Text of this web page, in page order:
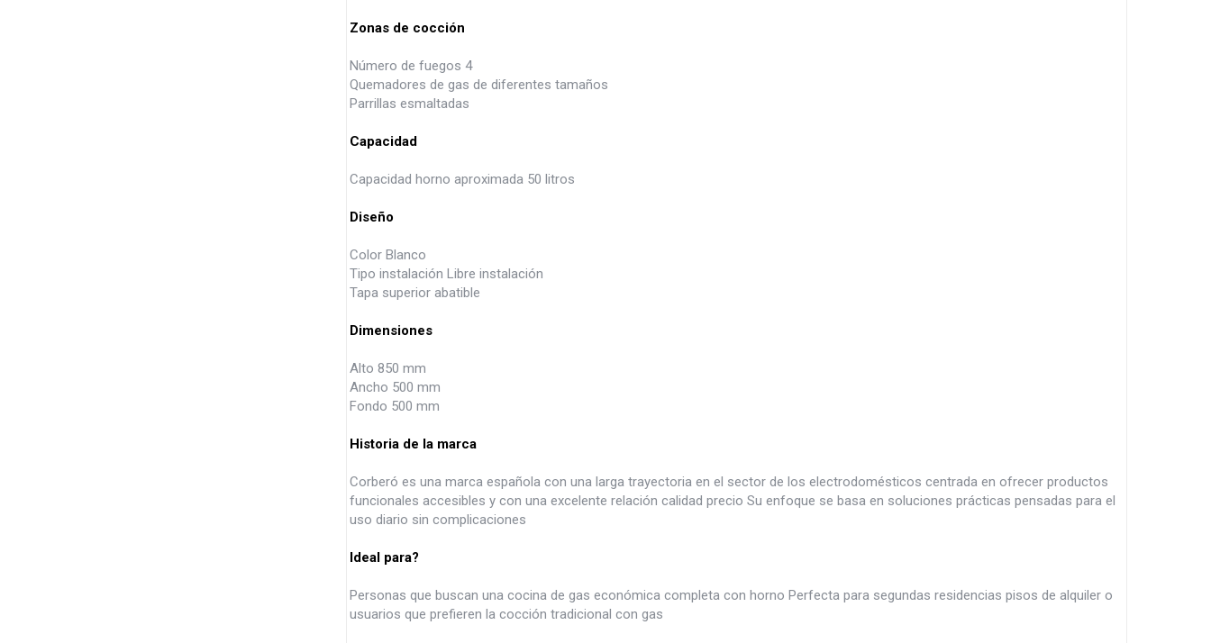
Zonas de cocción
Número de fuegos 4
Quemadores de gas de diferentes tamaños
Parrillas esmaltadas
Capacidad
Capacidad horno aproximada 50 litros
Diseño
Color Blanco
Tipo instalación Libre instalación
Tapa superior abatible
Dimensiones
Alto 850 mm
Ancho 500 mm
Fondo 500 mm
Historia de la marca
Corberó es una marca española con una larga trayectoria en el sector de los electrodomésticos centrada en ofrecer productos
funcionales accesibles y con una excelente relación calidad precio Su enfoque se basa en soluciones prácticas pensadas para el
uso diario sin complicaciones
Ideal para?
Personas que buscan una cocina de gas económica completa con horno Perfecta para segundas residencias pisos de alquiler o
usuarios que prefieren la cocción tradicional con gas